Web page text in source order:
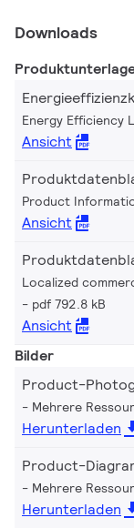
Downloads
Energy Efficiency
Ansicht
Product
Ansicht
Localized
pdf 792.8 kB
Ansicht
Bilder
Product-
Mehrere
Herunterladen
Product-
Mehrere
Herunterladen